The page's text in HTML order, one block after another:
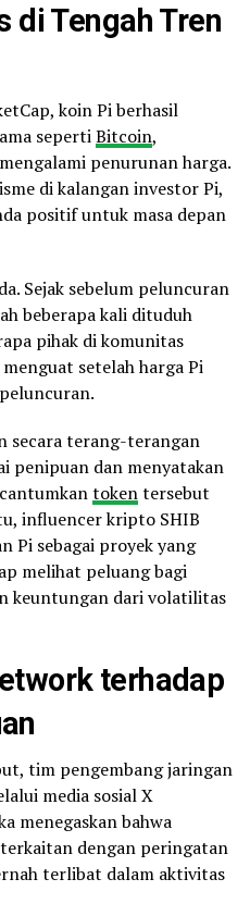
di Tengah Tren
koin Pi berhasil
sepertiBitcoin,
penurunan harga.
di kalangan investor Pi,
positif untuk masa depan
Sejak sebelum peluncuran
beberapa kali dituduh
pihak di komunitas
setelah harga Pi
secara terang-terangan
penipuan dan menyatakan
tokentersebut
influencer kripto SHIB
Pi sebagai proyek yang
melihat peluang bagi
keuntungan dari volatilitas
terhadap
tim pengembang jaringan
media sosial X
menegaskan bahwa
dengan peringatan
terlibat dalam aktivitas